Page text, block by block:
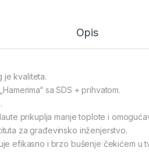
Opis
je kvaliteta.
sa SDS + prihvatom.
prikuplja manje toplote i
za građevinsko inženjerstvo.
efikasno i brzo bušenje čekićem u